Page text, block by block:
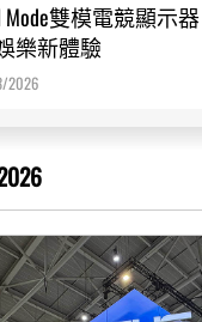
Mode雙模電競顯示器
樂新體驗
2026